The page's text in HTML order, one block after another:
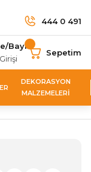
444 0 491
Bayi
Girişi
Sepetim
DEKORASYON
MALZEMELERİ